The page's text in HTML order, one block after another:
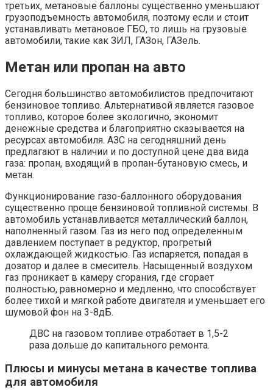
третьих, метановые баллоны существенно уменьшают
грузоподъемность автомобиля, поэтому если и стоит
устанавливать метановое ГБО, то лишь на грузовые
автомобили, такие как ЗИЛ, ГАЗон, ГАЗель.
Метан или пропан на авто
Сегодня большинство автомобилистов предпочитают
бензиновое топливо. Альтернативой является газовое
топливо, которое более экологично, экономит
денежные средства и благоприятно сказывается на
ресурсах автомобиля. АЗС на сегодняшний день
предлагают в наличии и по доступной цене два вида
газа: пропан, входящий в пропан-бутановую смесь, и
метан.
Функционирование газо-баллонного оборудования
существенно проще бензиновой топливной системы. В
автомобиль устанавливается металлический баллон,
наполненный газом. Газ из него под определенным
давлением поступает в редуктор, прогретый
охлаждающей жидкостью. Газ испаряется, попадая в
дозатор и далее в смеситель. Насыщенный воздухом
газ проникает в камеру сгорания, где сгорает
полностью, равномерно и медленно, что способствует
более тихой и мягкой работе двигателя и уменьшает его
шумовой фон на 3-8дБ.
ДВС на газовом топливе отработает в 1,5-2
раза дольше до капитального ремонта.
Плюсы и минусы метана в качестве топлива
для автомобиля